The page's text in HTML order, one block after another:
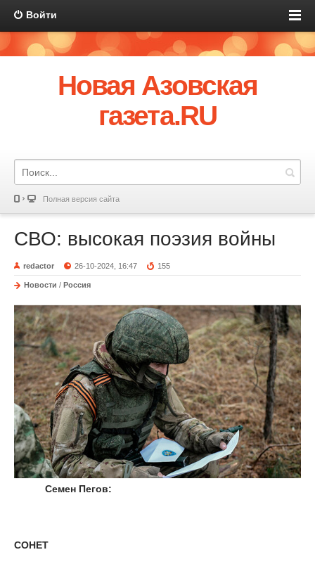
Войти
Новая Азовская
газета.RU
Полная версия сайта
СВО: высокая поэзия войны
redactor 26-10-2024, 16:47 155
Новости / Россия
Семен Пегов:
СОНЕТ